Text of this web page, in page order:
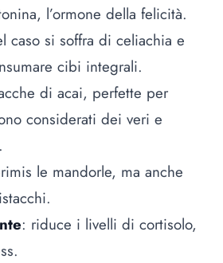
l’ormone della felicità.
caso si soffra di celiachia e
cibi integrali.
di acai, perfette per
considerati dei veri e
le mandorle, ma anche
: riduce i livelli di cortisolo,